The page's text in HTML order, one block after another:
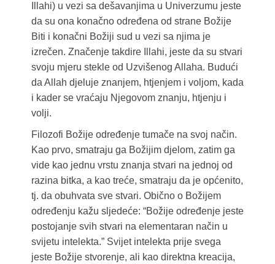
Illahi) u vezi sa dešavanjima u Univerzumu jeste
da su ona konačno određena od strane Božije
Biti i konačni Božiji sud u vezi sa njima je
izrečen. Značenje takdire Illahi, jeste da su stvari
svoju mjeru stekle od Uzvišenog Allaha. Budući
da Allah djeluje znanjem, htjenjem i voljom, kada
i kader se vraćaju Njegovom znanju, htjenju i
volji.
Filozofi Božije određenje tumače na svoj način.
Kao prvo, smatraju ga Božijim djelom, zatim ga
vide kao jednu vrstu znanja stvari na jednoj od
razina bitka, a kao treće, smatraju da je općenito,
tj. da obuhvata sve stvari. Obično o Božijem
određenju kažu sljedeće: “Božije određenje jeste
postojanje svih stvari na elementaran način u
svijetu intelekta.” Svijet intelekta prije svega
jeste Božije stvorenje, ali kao direktna kreacija,